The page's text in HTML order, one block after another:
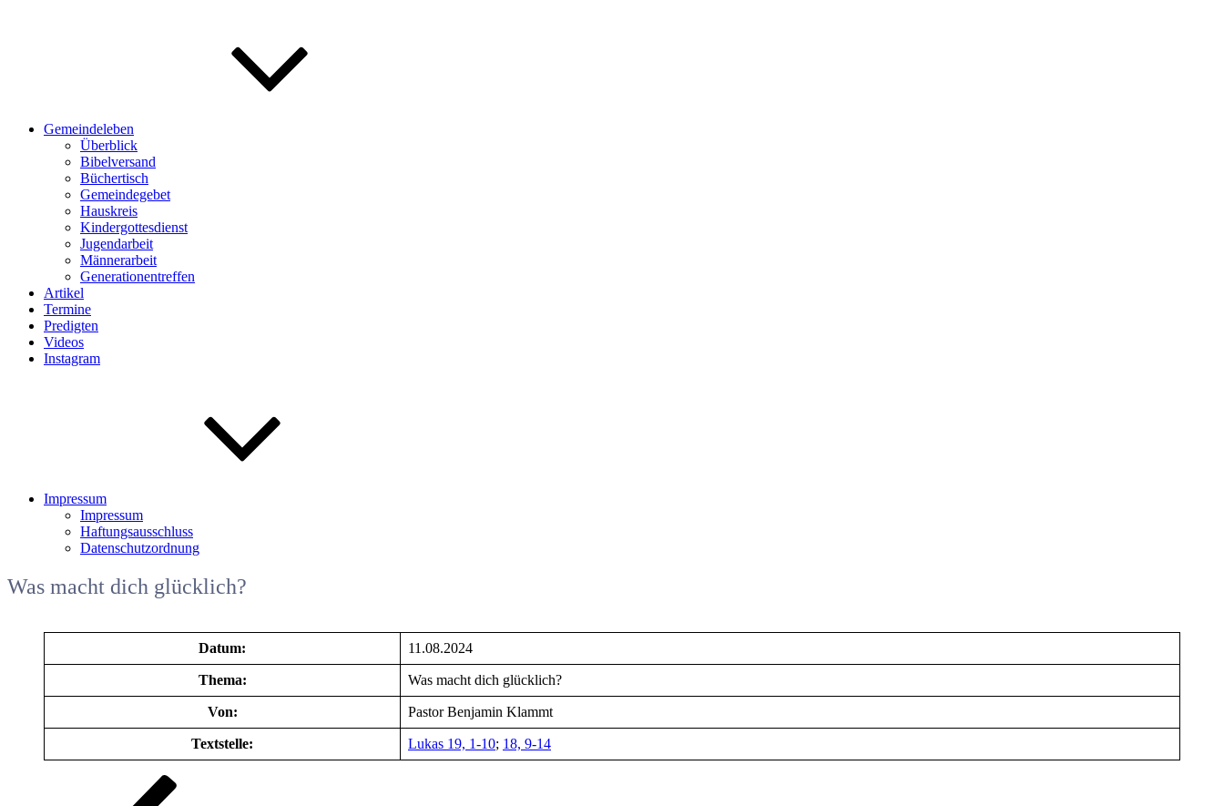
Gemeindeleben
Überblick
Bibelversand
Büchertisch
Gemeindegebet
Hauskreis
Kindergottesdienst
Jugendarbeit
Männerarbeit
Generationentreffen
Artikel
Termine
Predigten
Videos
Instagram
Impressum
Impressum
Haftungsausschluss
Datenschutzordnung
Was macht dich glücklich?
Datum: 11.08.2024
Thema: Was macht dich glücklich?
Von: Pastor Benjamin Klammt
Textstelle: Lukas 19, 1-10; 18, 9-14
Beitragsnavigation